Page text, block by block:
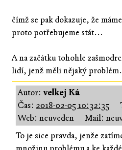
čímž se pak dokazuje, že
proto potřebujeme stát...
A na začátku tohohle
lidí, jenž měli nějaký
Autor:velkej Ká
Čas: 2018-02-05 10:32:35
Web: neuveden
Mail:
To je sice pravda, jenže